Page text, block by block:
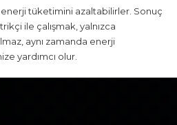
tüketimini azaltabilirler. Sonuç
ile çalışmak, yalnızca
aynı zamanda enerji
yardımcı olur.